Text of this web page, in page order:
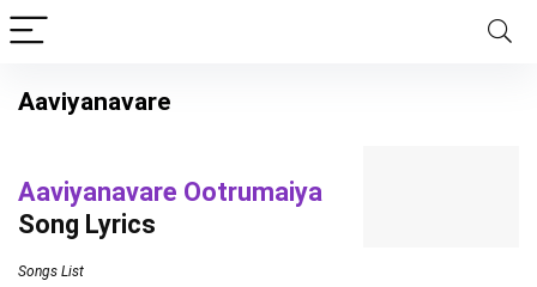
Aaviyanavare
Aaviyanavare Ootrumaiya
Song Lyrics
Songs List